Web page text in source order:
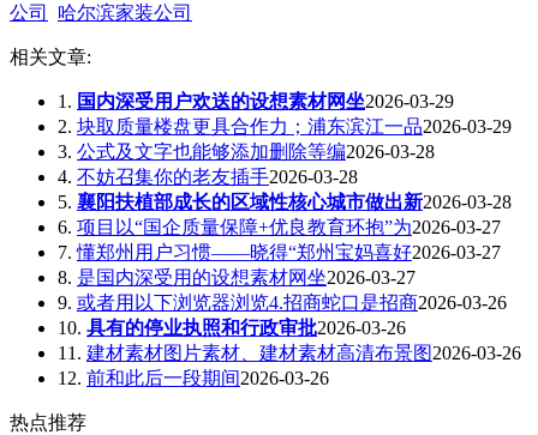
公司
哈尔滨家装公司
相关文章:
1. 国内深受用户欢送的设想素材网坐2026-03-29
2. 块取质量楼盘更具合作力；浦东滨江一品2026-03-29
3. 公式及文字也能够添加删除等编2026-03-28
4. 不妨召集你的老友插手2026-03-28
5. 襄阳扶植部成长的区域性核心城市做出新2026-03-28
6. 项目以“国企质量保障+优良教育环抱”为2026-03-27
7.懂郑州用户习惯——晓得“郑州宝妈喜好2026-03-27
8. 是国内深受用的设想素材网坐2026-03-27
9. 或者用以下浏览器浏览4.招商蛇口是招商2026-03-26
10. 具有的停业执照和行政审批2026-03-26
11. 建材素材图片素材、建材素材高清布景图2026-03-26
12. 前和此后一段期间2026-03-26
热点推荐